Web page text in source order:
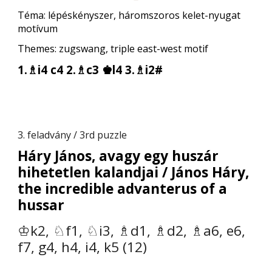
Téma: lépéskényszer, háromszoros kelet-nyugat
motívum
Themes: zugswang, triple east-west motif
1.♗i4 c4 2.♗c3 ♚l4 3.♗i2#
3. feladvány / 3rd puzzle
Háry János, avagy egy huszár
hihetetlen kalandjai / János Háry,
the incredible advanterus of a
hussar
♔k2, ♘f1, ♘i3, ♗d1, ♗d2, ♗a6, e6,
f7, g4, h4, i4, k5 (12)